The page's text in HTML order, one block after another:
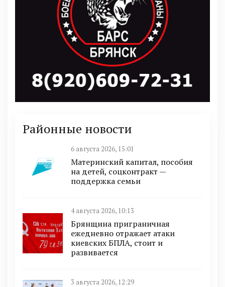
Районные новости
6 августа 2026, 15:01
Материнский капитал, пособия
на детей, соцконтракт —
поддержка семьи
4 августа 2026, 10:13
Брянщина приграничная
ежедневно отражает атаки
киевских БПЛА, стоит и
развивается
3 августа 2026, 12:29